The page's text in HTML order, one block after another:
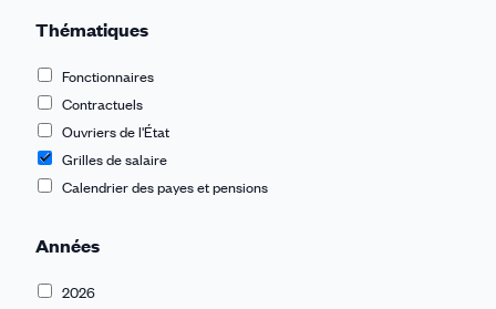
Thématiques
Fonctionnaires
Contractuels
Ouvriers de l'État
Grilles de salaire
Calendrier des payes et pensions
Années
2026